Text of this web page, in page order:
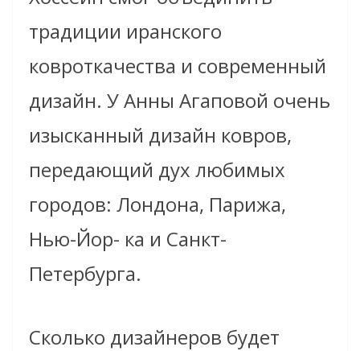
традиции иранского
ковроткачества и современный
дизайн. У Анны Агаповой очень
изысканный дизайн ковров,
передающий дух любимых
городов: Лондона, Парижа,
Нью-Йор- ка и Санкт-
Петербурга.
Сколько дизайнеров будет